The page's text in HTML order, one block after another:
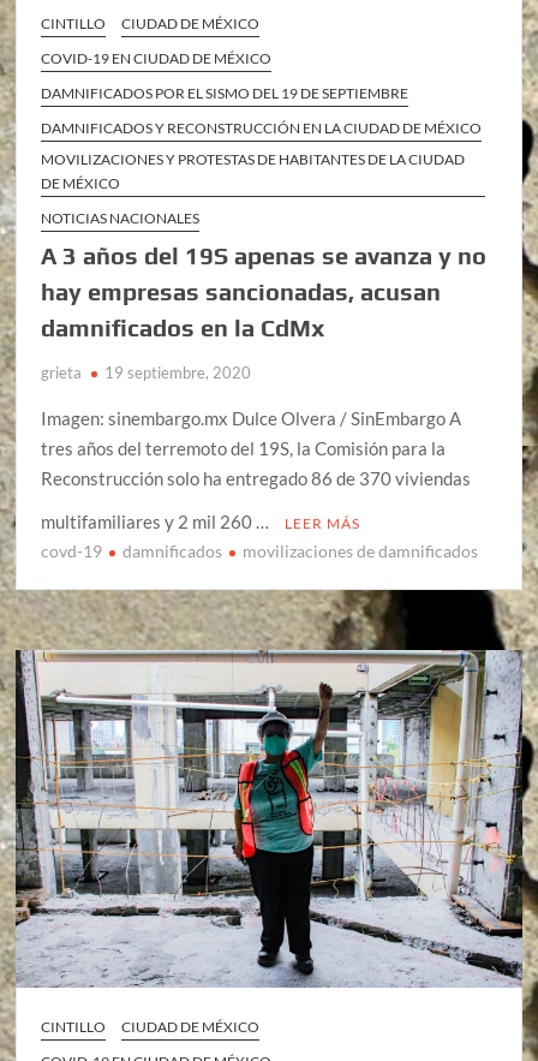
CINTILLO
CIUDAD DE MÉXICO
COVID-19 EN CIUDAD DE MÉXICO
DAMNIFICADOS POR EL SISMO DEL 19 DE SEPTIEMBRE
DAMNIFICADOS Y RECONSTRUCCIÓN EN LA CIUDAD DE MÉXICO
MOVILIZACIONES Y PROTESTAS DE HABITANTES DE LA CIUDAD
DE MÉXICO
NOTICIAS NACIONALES
A 3 años del 19S apenas se avanza y no
hay empresas sancionadas, acusan
damnificados en la CdMx
grieta 19 septiembre, 2020
Imagen: sinembargo.mx Dulce Olvera / SinEmbargo A
tres años del terremoto del 19S, la Comisión para la
Reconstrucción solo ha entregado 86 de 370 viviendas
multifamiliares y 2 mil 260 …
LEER MÁS
covd-19 damnificados movilizaciones de damnificados
CINTILLO
CIUDAD DE MÉXICO